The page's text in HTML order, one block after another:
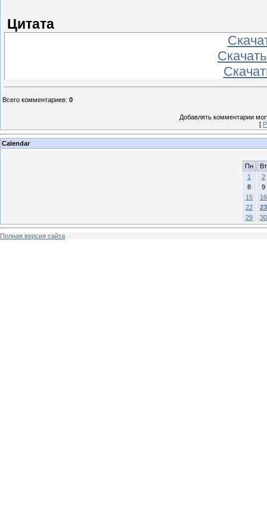
Цитата
Всего комментариев: 0
Добавлять комментарии
[
Calendar
Пн
Вт
1
2
8
9
15
16
22
23
29
30
Полная версия сайта